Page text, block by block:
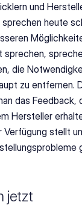
und
heute
sprechen,
die
zu entfernen.
das Feedback,
Hersteller
Verfügung stellt
jetzt